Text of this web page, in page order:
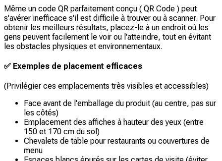
Même un code QR parfaitement conçu ( QR Code ) peut
s'avérer inefficace s'il est difficile à trouver ou à scanner. Pour
obtenir les meilleurs résultats, placez-le à un endroit où les
gens peuvent facilement le voir ou l'atteindre, tout en évitant
les obstacles physiques et environnementaux.
✅ Exemples de placement efficaces
(Privilégier ces emplacements très visibles et accessibles)
Face avant de l'emballage du produit (au centre, pas sur
les côtés)
Emplacement des affiches à hauteur des yeux (entre
150 et 170 cm du sol)
Chevalets de table pour restaurants ou couvertures de
menu